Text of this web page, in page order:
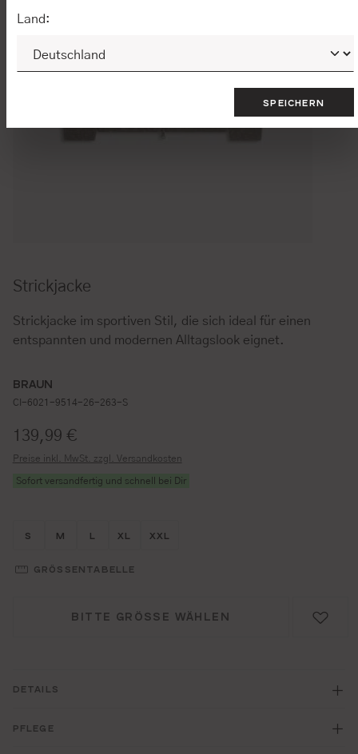
Strickjacke
Strickjacke im sportiven Stil, die sich ideal für einen
entspannten und modernen Alltagslook eignet.
BRAUN
CI-6021-9514-26-263-S
Regulärer Preis:
139,99 €
Preise inkl. MwSt. zzgl. Versandkosten
Sofort versandfertig und schnell bei Dir
Größe wählen
S Größe wählen
M Größe wählen
L Größe wählen
XL Größe wählen
XXL
GRÖSSENTABELLE
BITTE GRÖSSE WÄHLEN
DETAILS
PFLEGE
Land:
SPEICHERN